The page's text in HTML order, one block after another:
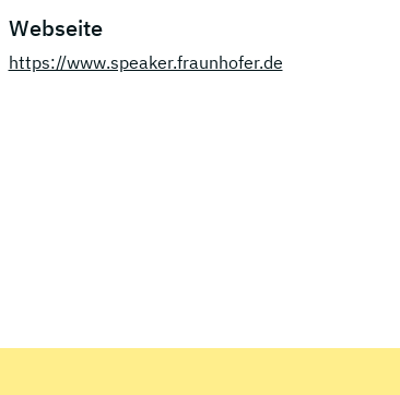
Webseite
https://www.speaker.fraunhofer.de